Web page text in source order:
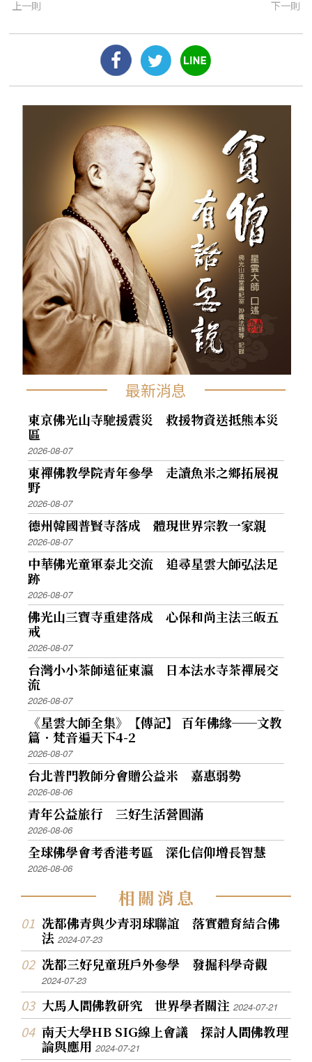
上一則 下一則
最新消息
東京佛光山寺馳援震災 救援物資送抵熊本災
區
2026-08-07
東禪佛教學院青年參學 走讀魚米之鄉拓展視
野
2026-08-07
德州韓國普賢寺落成 體現世界宗教一家親
2026-08-07
中華佛光童軍泰北交流 追尋星雲大師弘法足
跡
2026-08-07
佛光山三寶寺重建落成 心保和尚主法三皈五
戒
2026-08-07
台灣小小茶師遠征東瀛 日本法水寺茶禪展交
流
2026-08-07
《星雲大師全集》【傳記】 百年佛緣──文教
篇．梵音遍天下4-2
2026-08-07
台北普門教師分會贈公益米 嘉惠弱勢
2026-08-06
青年公益旅行 三好生活營圓滿
2026-08-06
全球佛學會考香港考區 深化信仰增長智慧
2026-08-06
相關消息
冼都佛青與少青羽球聯誼 落實體育結合佛
法2024-07-23
冼都三好兒童班戶外參學 發掘科學奇觀
2024-07-23
大馬人間佛教研究 世界學者關注2024-07-21
南天大學HB SIG線上會議 探討人間佛教理
論與應用2024-07-21